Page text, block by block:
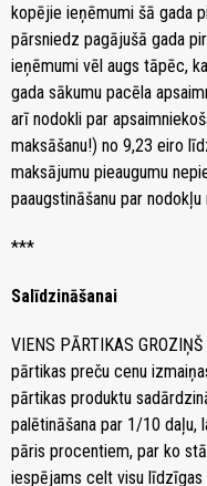
kopējie ieņēmumi šā gada
pārsniedz pagājušā gada
ieņēmumi vēl augs tāpēc,
gada sākumu pacēla
arī nodokli par
maksāšanu!) no 9,23 eiro
maksājumu pieaugumu
paaugstināšanu par
***
Salīdzināšanai
VIENS PĀRTIKAS
pārtikas preču cenu
pārtikas produktu
palētināšana par 1/10 daļu,
pāris procentiem, par ko
iespējams celt visu